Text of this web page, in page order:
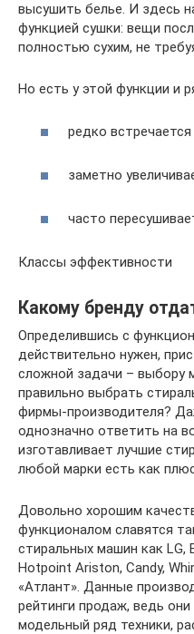
высушить белье. И здесь
функцией сушки: вещи
полностью сухим, не
Но есть у этой функции и
редко
заметно
часто
Классы эффективности
Какому бренду
Определившись с
действительно нужен,
сложной задачи – выбору
правильно выбрать
фирмы-производителя?
однозначно ответить на
изготавливает лучшие
любой марки есть как
Довольно хорошим
функционалом славятся
стиральных машин как LG,
Hotpoint Ariston, Candy,
«Атлант». Данные
рейтинги продаж, ведь
модельный ряд техники,